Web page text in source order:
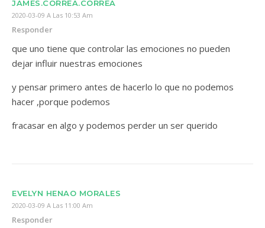
JAMES.CORREA.CORREA
2020-03-09 A Las 10:53 Am
Responder
que uno tiene que controlar las emociones no pueden
dejar influir nuestras emociones
y pensar primero antes de hacerlo lo que no podemos
hacer ,porque podemos
fracasar en algo y podemos perder un ser querido
EVELYN HENAO MORALES
2020-03-09 A Las 11:00 Am
Responder